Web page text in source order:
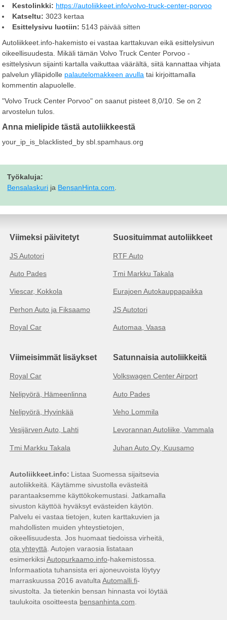
Kestolinkki: https://autoliikkeet.info/volvo-truck-center-porvoo
Katseltu: 3023 kertaa
Esittelysivu luotiin: 5143 päivää sitten
Autoliikkeet.info-hakemisto ei vastaa karttakuvan eikä esittelysivun
oikeellisuudesta. Mikäli tämän Volvo Truck Center Porvoo -
esittelysivun sijainti kartalla vaikuttaa väärältä, siitä kannattaa vihjata
palvelun ylläpidolle palautelomakkeen avulla tai kirjoittamalla
kommentin alapuolelle.
"Volvo Truck Center Porvoo" on saanut pisteet8,0/10. Se on2
arvostelun tulos.
Anna mielipide tästä autoliikkeestä
your_ip_is_blacklisted_by sbl.spamhaus.org
Työkaluja:
Bensalaskuri ja BensanHinta.com
Viimeksi päivitetyt
JS Autotori
Auto Pades
Viescar, Kokkola
Perhon Auto ja Fiksaamo
Royal Car
Suosituimmat autoliikkeet
RTF Auto
Tmi Markku Takala
Eurajoen Autokauppapaikka
JS Autotori
Automaa, Vaasa
Viimeisimmät lisäykset
Royal Car
Nelipyörä, Hämeenlinna
Nelipyörä, Hyvinkää
Vesijärven Auto, Lahti
Tmi Markku Takala
Satunnaisia autoliikkeitä
Volkswagen Center Airport
Auto Pades
Veho Lommila
Levorannan Autoliike, Vammala
Juhan Auto Oy, Kuusamo
Autoliikkeet.info
Listaa Suomessa sijaitsevia
autoliikkeitä. Käytämme sivustolla evästeitä
parantaaksemme käyttökokemustasi. Jatkamalla
sivuston käyttöä hyväksyt evästeiden käytön.
Palvelu ei vastaa tietojen, kuten karttakuvien ja
mahdollisten muiden yhteystietojen,
oikeellisuudesta. Jos huomaat tiedoissa virheitä,
ota yhteyttä. Autojen varaosia listataan
esimerkiksiAutopurkaamo.info-hakemistossa.
Informaatiota tuhansista eri ajoneuvoista löytyy
marraskuussa 2016 avatultaAutomalli.fi-
sivustolta. Ja tietenkin bensan hinnasta voi löytää
taulukoita osoitteesta bensanhinta.com.